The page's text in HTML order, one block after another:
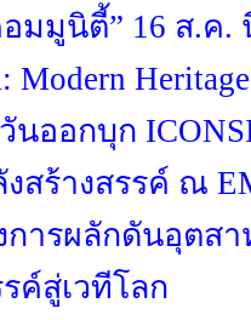
มมูนิตี้” 16 ส.ค.
ออกบุก
สร้างสรรค์ ณ
ารผลักดันอุตส
ค์สู่เวทีโลก